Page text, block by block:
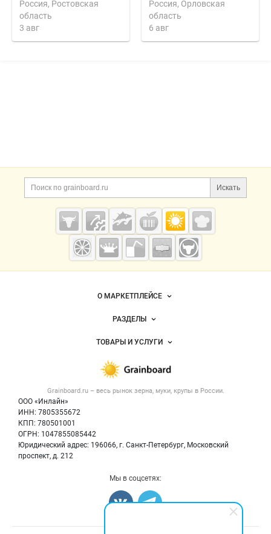
Россия, Ростовская
область
3 авг
Россия, Орловская
область
6 авг
Дополнительная информация
Поиск по сайту и
Искать
Cсылки на полезные проекты
Grainboard.ru
— зерно и
мука
Важные разделы и контакты
Grainboard.ru – весь рынок зерна, муки, крупы в России.
ООО «Инлайн»
ИНН: 7805355672
КПП: 780501001
ОГРН: 1047855085442
Юридический адрес: 196066, г. Санкт-Петербург, Московский
проспект, д. 212
Навигация по сайтуО МАРКЕТПЛЕЙСЕ
Новости Grainboard.ru
Размещение рекламы
Публичная оферта
Контактная информация
Политика обработки персональных данных
РАЗДЕЛЫ
Объявления
Новости рынка
ТОВАРЫ И УСЛУГИ
Крупы
Мука
Мы в соцсетях: